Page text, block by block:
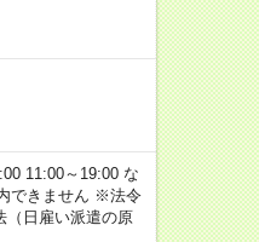
11:00～19:00 な
できません ※法令
日雇い派遣の原